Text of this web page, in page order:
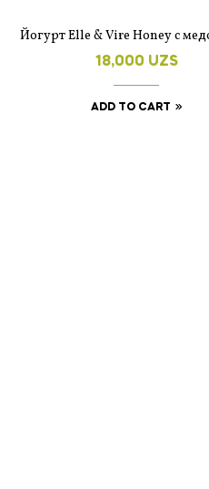
Йогурт Elle & Vire Honey с
18,000 UZS
ADD TO CART